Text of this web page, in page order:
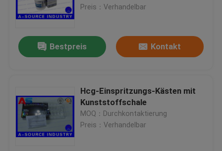
Preis：Verhandelbar
Bestpreis Kontakt
Hcg-Einspritzungs-Kästen mit
Kunststoffschale
MOQ：Durchkontaktierung
Preis：Verhandelbar